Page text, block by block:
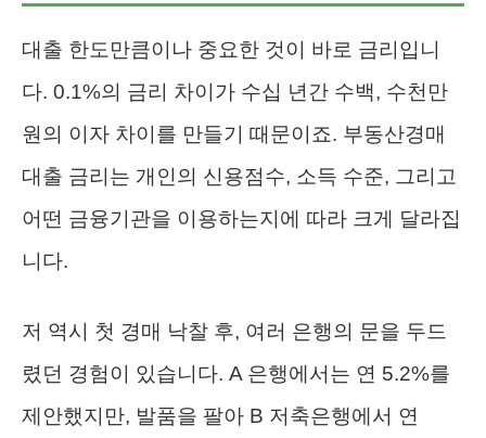
대출 한도만큼이나 중요한 것이 바로 금리입니
다. 0.1%의 금리 차이가 수십 년간 수백, 수천만
원의 이자 차이를 만들기 때문이죠. 부동산경매
대출 금리는 개인의 신용점수, 소득 수준, 그리고
어떤 금융기관을 이용하는지에 따라 크게 달라집
니다.
저 역시 첫 경매 낙찰 후, 여러 은행의 문을 두드
렸던 경험이 있습니다. A 은행에서는 연 5.2%를
제안했지만, 발품을 팔아 B 저축은행에서 연